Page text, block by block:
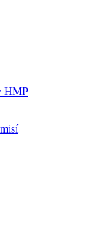
HMP